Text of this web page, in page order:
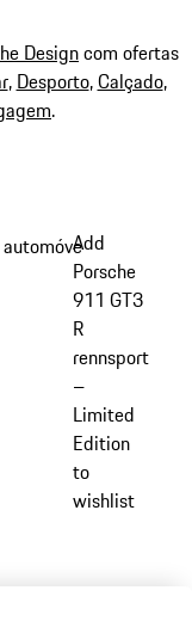
Designcom ofertas
, Desporto,Calçado,
.
911
Add
Porsche
911 GT3
R
rennsport
–
Limited
Edition
to
wishlist